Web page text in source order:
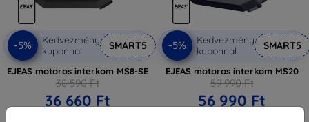
-5%
Kedvezmény
kuponnal
SMART5
EJEAS motoros interkom MS8-SE
38 590 Ft
36 660 Ft
-5%
Kedvezmény
kuponnal
SMART5
EJEAS motoros interkom MS20
59 990 Ft
56 990 Ft